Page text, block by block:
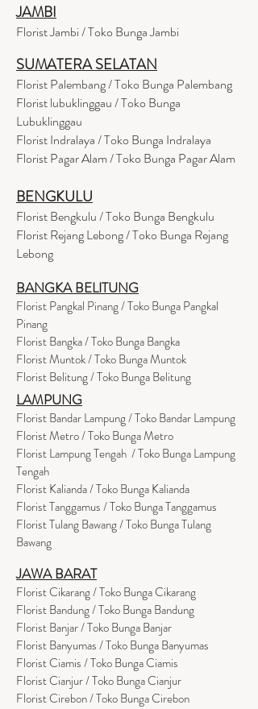
JAMBI
Florist Jambi / Toko Bunga Jambi
SUMATERA SELATAN
Florist Palembang / Toko Bunga Palembang
Florist lubuklinggau / Toko Bunga
Lubuklinggau
Florist Indralaya / Toko Bunga Indralaya
Florist Pagar Alam / Toko Bunga Pagar Alam
BENGKULU
Florist Bengkulu / Toko Bunga Bengkulu
Florist Rejang Lebong / Toko Bunga Rejang
Lebong
BANGKA BELITUNG
Florist Pangkal Pinang / Toko Bunga Pangkal
Pinang
Florist Bangka / Toko Bunga Bangka
Florist Muntok / Toko Bunga Muntok
Florist Belitung / Toko Bunga Belitung
LAMPUNG
Florist Bandar Lampung / Toko Bandar Lampung
Florist Metro / Toko Bunga Metro
Florist Lampung Tengah / Toko Bunga Lampung
Tengah
Florist Kalianda / Toko Bunga Kalianda
Florist Tanggamus / Toko Bunga Tanggamus
Florist Tulang Bawang / Toko Bunga Tulang
Bawang
JAWA BARAT
Florist Cikarang/ Toko Bunga Cikarang
Florist Bandung / Toko Bunga Bandung
Florist Banjar / Toko Bunga Banjar
Florist Banyumas / Toko Bunga Banyumas
Florist Ciamis / Toko Bunga Ciamis
Florist Cianjur / Toko Bunga Cianjur
Florist Cirebon / Toko Bunga Cirebon